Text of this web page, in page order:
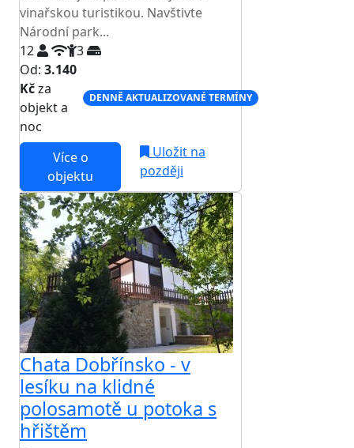
vinařskou turistikou. Navštivte
Národní park...
12
3
Od: 3.140
Kčza
objekt a
noc
DENNĚ AKTUALIZOVANÉ TERMÍNY
Více o
objektu
Uložit na
později
Chata Dobřínsko - v
lesíku na klidné
polosamotě u potoka s
hřištěm